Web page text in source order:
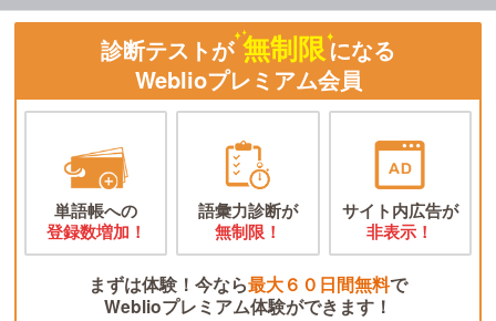
診断テストが 無制限になる
Weblioプレミアム会員
単語帳への
登録数増加！
語彙力診断が
無制限！
サイト内広告が
非表示！
まずは体験！今なら最大６０日間無料で
Weblioプレミアム体験ができます！